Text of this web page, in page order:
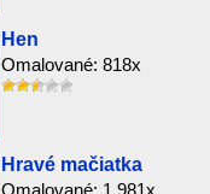
Hen
Omalované: 818x
Hravé mačiatka
Omalované: 1,981x